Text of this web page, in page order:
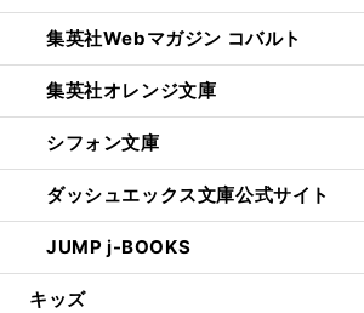
集英社Webマガジン コバルト
集英社オレンジ文庫
シフォン文庫
ダッシュエックス文庫公式サイト
JUMP j-BOOKS
キッズ